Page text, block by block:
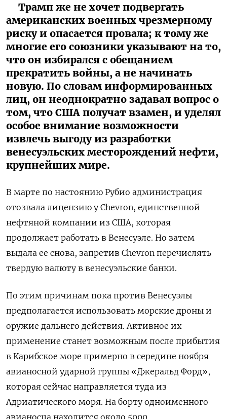
Трамп же не хочет подвергать
американских военных чрезмерному
риску и опасается провала; к тому же
многие его союзники указывают на то,
что он избирался с обещанием
прекратить войны, а не начинать
новую. По словам информированных
лиц, он неоднократно задавал вопрос о
том, что США получат взамен, и уделял
особое внимание возможности
извлечь выгоду из разработки
венесуэльских месторождений нефти,
крупнейших мире.
В марте по настоянию Рубио администрация
отозвала лицензию у Chevron, единственной
нефтяной компании из США, которая
продолжает работать в Венесуэле. Но затем
выдала ее снова, запретив Chevron перечислять
твердую валюту в венесуэльские банки.
По этим причинам пока против Венесуэлы
предполагается использовать морские дроны и
оружие дальнего действия. Активное их
применение станет возможным после прибытия
в Карибское море примерно в середине ноября
авианосной ударной группы «Джеральд Форд»,
которая сейчас направляется туда из
Адриатического моря. На борту одноименного
авианосца находится около 5000